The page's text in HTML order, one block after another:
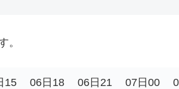
。
15
06日18
06日21
07日00